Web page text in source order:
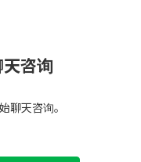
咨询
聊天咨询。